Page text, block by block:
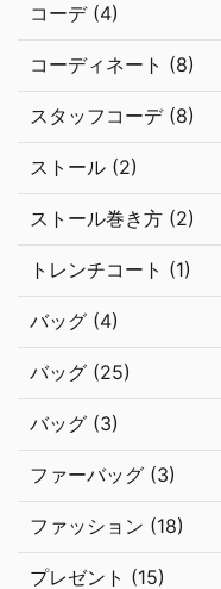
コーデ (4)
コーディネート (8)
スタッフコーデ (8)
ストール (2)
ストール巻き方 (2)
トレンチコート (1)
バッグ (4)
バッグ (25)
バッグ (3)
ファーバッグ (3)
ファッション (18)
プレゼント (15)